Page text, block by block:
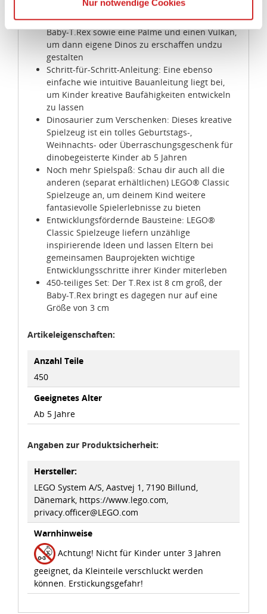
Die USA ist ein Drittland, dass nicht von einem
Kommission erfasst wird, und daher kein angemessenes
Schutzniveau für personenbezogene Daten bietet. Durch
die Verwendung von Standarddatenschutzklauseln in
Verbindung mit zusätzlichen Maßnahmen zur Sicherung
eines angemessenen Schutzniveaus, garantieren wir,
dass die Datenschutzvorgaben der EU auch bei der
Verarbeitung von Daten in den USA eingehalten werden.
Sie können die Cookie-Einwilligung jederzeit links unten
auf Ihrem Bildschirm anpassen und damit widerrufen.
idee+spiel Betriebs-GmbH
DatenschutzbestimmungenundImpressum
Nur notwendige Cookies
zunächst einen T.Rex, einen Flugsaurier, einen
Triceratops, einen Brontosaurus und einen
Baby-T.Rex sowie eine Palme und einen Vulkan,
um dann eigene Dinos zu erschaffen undzu
gestalten
Schritt-für-Schritt-Anleitung: Eine ebenso
einfache wie intuitive Bauanleitung liegt bei,
um Kinder kreative Baufähigkeiten entwickeln
zu lassen
Dinosaurier zum Verschenken: Dieses kreative
Spielzeug ist ein tolles Geburtstags-,
Weihnachts- oder Überraschungsgeschenk für
dinobegeisterte Kinder ab 5 Jahren
Noch mehr Spielspaß: Schau dir auch all die
anderen (separat erhältlichen) LEGO® Classic
Spielzeuge an, um deinem Kind weitere
fantasievolle Spielerlebnisse zu bieten
Entwicklungsfördernde Bausteine: LEGO®
Classic Spielzeuge liefern unzählige
inspirierende Ideen und lassen Eltern bei
gemeinsamen Bauprojekten wichtige
Entwicklungsschritte ihrer Kinder miterleben
450-teiliges Set: Der T.Rex ist 8 cm groß, der
Baby-T.Rex bringt es dagegen nur auf eine
Größe von 3 cm
Artikeleigenschaften:
Anzahl Teile
450
Geeignetes Alter
Ab 5 Jahre
Angaben zur Produktsicherheit:
Hersteller:
LEGO System A/S, Aastvej 1, 7190 Billund,
Dänemark, https://www.lego.com,
privacy.officer@LEGO.com
Warnhinweise
Achtung! Nicht für Kinder unter 3 Jahren
geeignet, da Kleinteile verschluckt werden
können. Erstickungsgefahr!